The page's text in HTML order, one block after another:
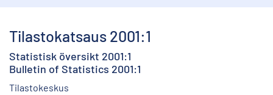
Tilastokatsaus 2001:1
Statistisk översikt 2001:1
Bulletin of Statistics 2001:1
Tilastokeskus